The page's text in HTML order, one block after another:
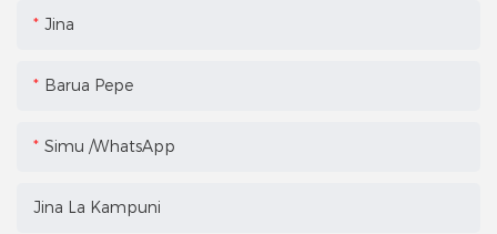
Jina
Barua Pepe
Simu /WhatsApp
Jina La Kampuni